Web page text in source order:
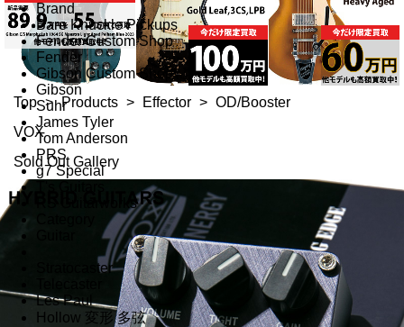
Brand
Bare Knuckle Pickups
Fender Custom Shop
Fender
Gibson Custom Shop
Gibson
Suhr
James Tyler
Tom Anderson
PRS
g7 Special
RS Guitarworks
Stratocaster
Les Paul
Hollow 変形 多弦
Top > Products > Effector > OD/Booster
VOX
Sold Out Gallery